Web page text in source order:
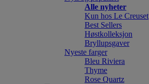
Alle nyheter
Kun hos Le Creuset
Best Sellers
Høstkolleksjon
Bryllupsgaver
Nyeste farger
Bleu Riviera
Thyme
Rose Quartz